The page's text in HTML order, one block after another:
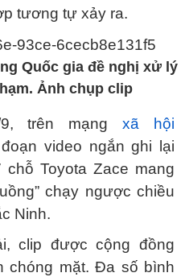
tương tự xảy ra.
Quốc gia đề nghị xử lý
Ảnh chụp clip
9, trên mạngxã hội
video ngắn ghi lại
Toyota Zace mang
chạy ngược chiều
Ninh.
clip được cộng đồng
chóng mặt. Đa số bình